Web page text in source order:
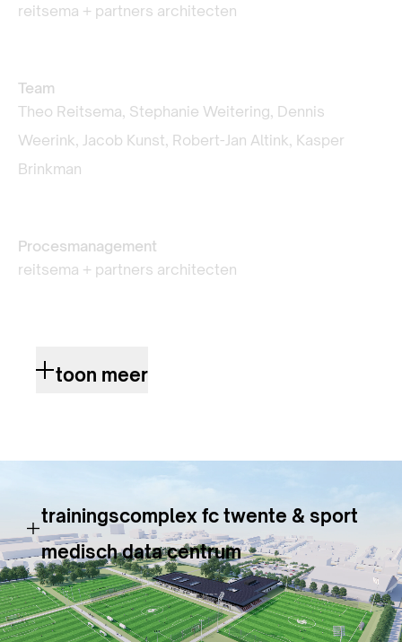
reitsema + partners architecten
Team
Theo Reitsema, Stephanie Weitering, Dennis
Weerink, Jacob Kunst, Robert-Jan Altink, Kasper
Brinkman
Procesmanagement
reitsema + partners architecten
toon meer
trainingscomplex fc twente & sport
medisch data centrum